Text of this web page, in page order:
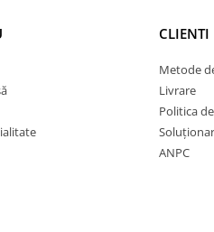
CLIENTI
Metode
Livrare
Politica
ANPC